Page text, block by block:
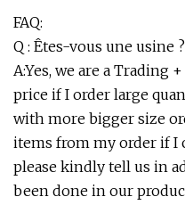
FAQ:
Q : Êtes-vous une usine ?
A:Yes, we are a Trading
price if I order large
with more bigger size
items from my order if I
please kindly tell us in
been done in our